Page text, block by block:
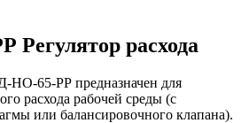
расхода
НО-65-РР предназначен для
расхода рабочей среды (с
или балансировочного клапана).